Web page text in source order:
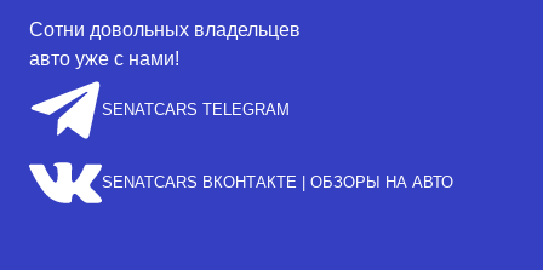
Сотни довольных владельцев
авто уже с нами!
SENATCARS TELEGRAM
SENATCARS ВКОНТАКТЕ | ОБЗОРЫ НА АВТО